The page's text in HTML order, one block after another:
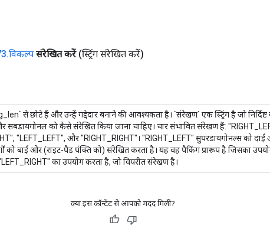
.विकल्प संरेखित करें (स्ट्रिंग संरेखित करें)
से छोटे हैं और उन्हें गद्देदार बनाने की आवश्यकता है। `संरेखण` एक स्ट्रिंग है जो निर्दिष्ट
सबडायगोनल को कैसे संरेखित किया जाना चाहिए। चार संभावित संरेखण हैं:
"LEFT_LEFT", और "RIGHT_RIGHT"। "RIGHT_LEFT" सुपरडायगोनल्स को
को बाईं ओर (राइट-पैड पंक्ति को) संरेखित करता है। यह वह पैकिंग प्रारूप है जिसका
का उपयोग करता है, जो विपरीत संरेखण है।
क्या इस कॉन्टेंट से आपको मदद मिली?